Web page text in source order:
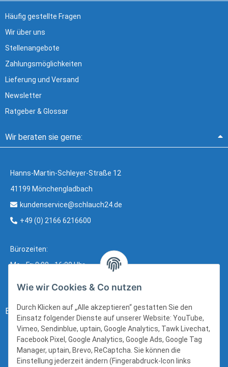
Häufig gestellte Fragen
Wir über uns
Stellenangebote
Zahlungsmöglichkeiten
Lieferung und Versand
Newsletter
Ratgeber & Glossar
Wir beraten sie gerne:
Hanns-Martin-Schleyer-Straße 12
41199 Mönchengladbach
kundenservice@schlauch24.de
+49 (0) 2166 6216600
Bürozeiten:
Mo - Fr: 8:00 - 16:00 Uhr
Bezahlung:
Wie wir Cookies & Co nutzen
Durch Klicken auf „Alle akzeptieren“ gestatten Sie den
Einsatz folgender Dienste auf unserer Website: YouTube,
Vimeo, Sendinblue, uptain, Google Analytics, Tawk Livechat,
Facebook Pixel, Google Analytics, Google Ads, Google Tag
Manager, uptain, Brevo, ReCaptcha. Sie können die
Einstellung jederzeit ändern (Fingerabdruck-Icon links